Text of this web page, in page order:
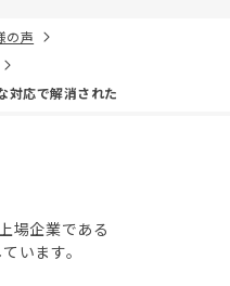
の声
対応で解消された
場企業である
います。